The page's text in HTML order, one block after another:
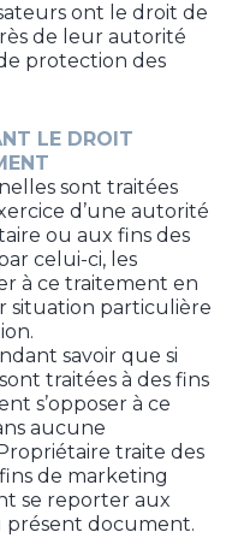
ont le droit de
de leur autorité
protection des
LE DROIT
sont traitées
d’une autorité
ou aux fins des
celui-ci, les
à ce traitement en
situation particulière
savoir que si
traitées à des fins
s’opposer à ce
aucune
traite des
de marketing
se reporter aux
présent document.